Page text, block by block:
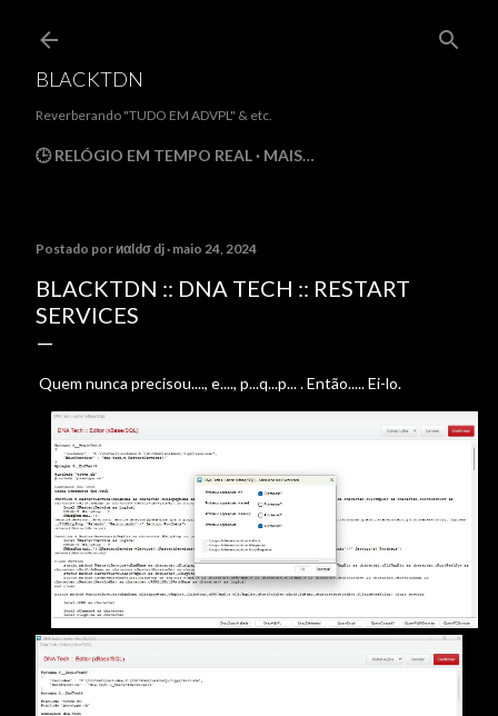
BLACKTDN
Reverberando "TUDO EM ADVPL" & etc.
🕒 RELÓGIO EM TEMPO REAL MAIS…
Postado por иαldσ dj maio 24, 2024
BLACKTDN :: DNA TECH :: RESTART
SERVICES
Quem nunca precisou...., e...., p...q...p... . Então..... Ei-lo.